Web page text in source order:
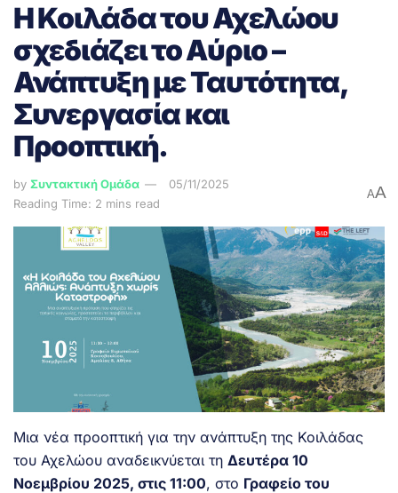
Η Κοιλάδα του Αχελώου
σχεδιάζει το Αύριο –
Ανάπτυξη με Ταυτότητα,
Συνεργασία και
Προοπτική.
by Συντακτική Ομάδα
05/11/2025
Reading Time: 2 mins read
AA
Μια νέα προοπτική για την ανάπτυξη της Κοιλάδας
του Αχελώου αναδεικνύεται τη Δευτέρα 10
Νοεμβρίου 2025, στις 11:00, στο Γραφείο του